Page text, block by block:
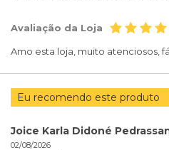
Avaliação da Loja
Amo esta loja, muito atenciosos,
Eu recomendo este produto
Joice Karla Didoné
02/08/2026